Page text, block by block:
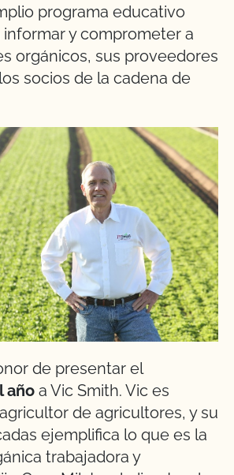
programa educativo
y comprometer a
orgánicos, sus proveedores
socios de la cadena de
de presentar el
año a Vic Smith. Vic es
de agricultores, y su
ejemplifica lo que es la
trabajadora y